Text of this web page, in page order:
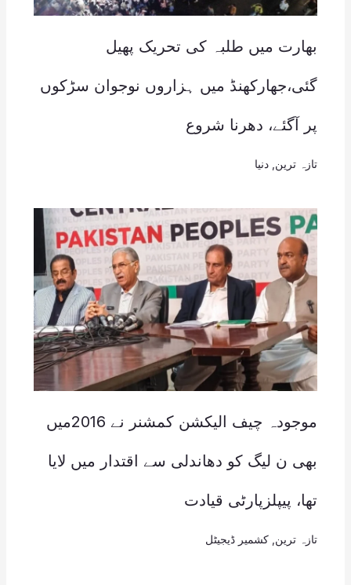
بھارت میں طلبہ کی تحریک پھیل
گئی،جھارکھنڈ میں ہزاروں نوجوان سڑکوں
پر آگئے، دھرنا شروع
تازہ ترین دنیا
موجودہ چیف الیکشن کمشنر نے 2016میں
بھی ن لیگ کو دھاندلی سے اقتدار میں لایا
تھا، پیپلزپارٹی قیادت
تازہ ترین کشمیر ڈیجیٹل